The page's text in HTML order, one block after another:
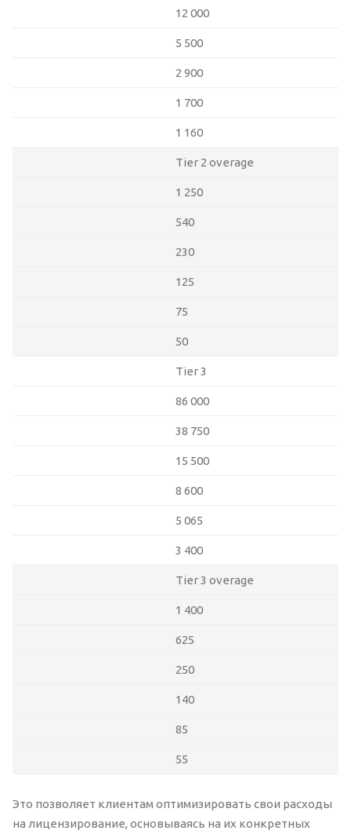
12 000
5 500
2 900
1 700
1 160
Tier 2 overage
1 250
540
230
125
75
50
Tier 3
86 000
38 750
15 500
8 600
5 065
3 400
Tier 3 overage
1 400
625
250
140
85
55
Это позволяет клиентам оптимизировать свои расходы
на лицензирование, основываясь на их конкретных